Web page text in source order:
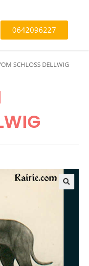
0642096227
SCHLOSS DELLWIG